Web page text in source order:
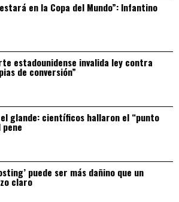
en la Copa del Mundo”: Infantino
estadounidense invalida ley contra
de conversión”
el glande: científicos hallaron el “punto
pene
puede ser más dañino que un
claro